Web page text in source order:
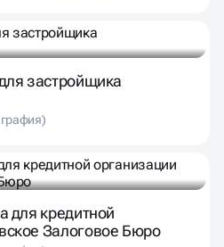
застройщика
для кредитной
Залоговое Бюро